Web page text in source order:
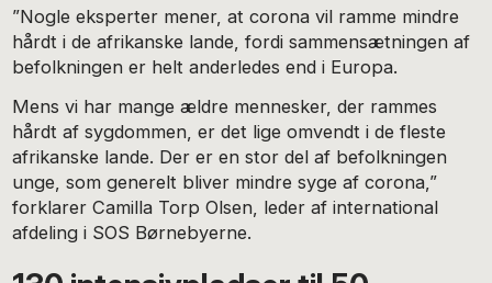
”Nogle eksperter mener, at corona vil ramme mindre
hårdt i de afrikanske lande, fordi sammensætningen af
befolkningen er helt anderledes end i Europa.
Mens vi har mange ældre mennesker, der rammes
hårdt af sygdommen, er det lige omvendt i de fleste
afrikanske lande. Der er en stor del af befolkningen
unge, som generelt bliver mindre syge af corona,”
forklarer Camilla Torp Olsen, leder af international
afdeling i SOS Børnebyerne.